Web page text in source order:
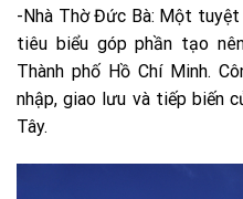
-Nhà Thờ Đức Bà: Một
tiêu biểu góp phần tạo
Thành phố Hồ Chí Minh.
nhập, giao lưu và tiếp biến
Tây.